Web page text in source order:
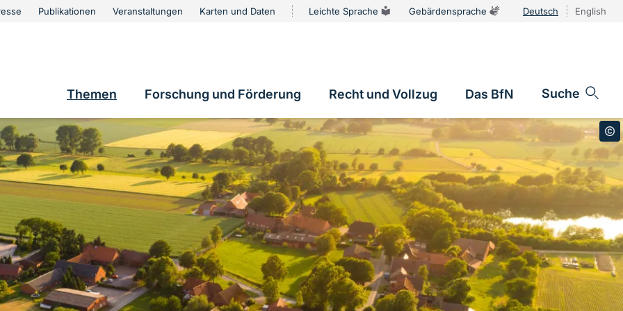
Publikationen Veranstaltungen Karten und Daten Leichte Sprache Gebärdensprache Deutsch English
Hauptnavigation
Themen Forschung und Förderung Recht und Vollzug Das BfN Suche